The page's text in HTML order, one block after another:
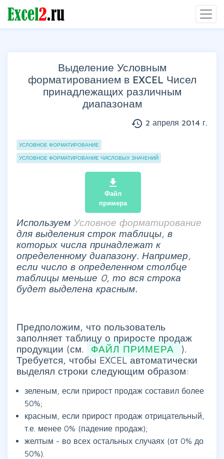
Выделение Условным
форматированием в EXCEL Чисел
принадлежащих различным
диапазонам
history 2 апреля 2014 г.
Группы статей
УСЛОВНОЕ ФОРМАТИРОВАНИЕ
УСЛОВНОЕ ФОРМАТИРОВАНИЕ ЧИСЛОВЫХ ЗНАЧЕНИЙ
file_download
Файл
примера
Используем Условное форматирование
для выделения строк таблицы, в
которых числа принадлежат к
определенному диапазону. Например,
если число в определенном столбце
таблицы меньше 0, то вся строка
будет выделена красным.
Предположим, что пользователь
заполняет таблицу о приросте продаж
продукции (см.
ФАЙЛ ПРИМЕРА
).
Требуется, чтобы EXCEL автоматически
выделял строки следующим образом:
зеленым, если прирост продаж составил более
50%;
красным, если прирост продаж отрицательный,
т.е. менее 0% (падение продаж);
желтым - во всех остальных случаях (от 0% до
50%).